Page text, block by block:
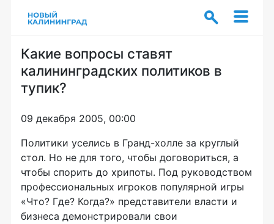
Какие вопросы ставят
калининградских политиков в
тупик?
09 декабря 2005, 00:00
Политики уселись в Гранд-холле за круглый
стол. Но не для того, чтобы договориться, а
чтобы спорить до хрипоты. Под руководством
профессиональных игроков популярной игры
«Что? Где? Когда?» представители власти и
бизнеса демонстрировали свои